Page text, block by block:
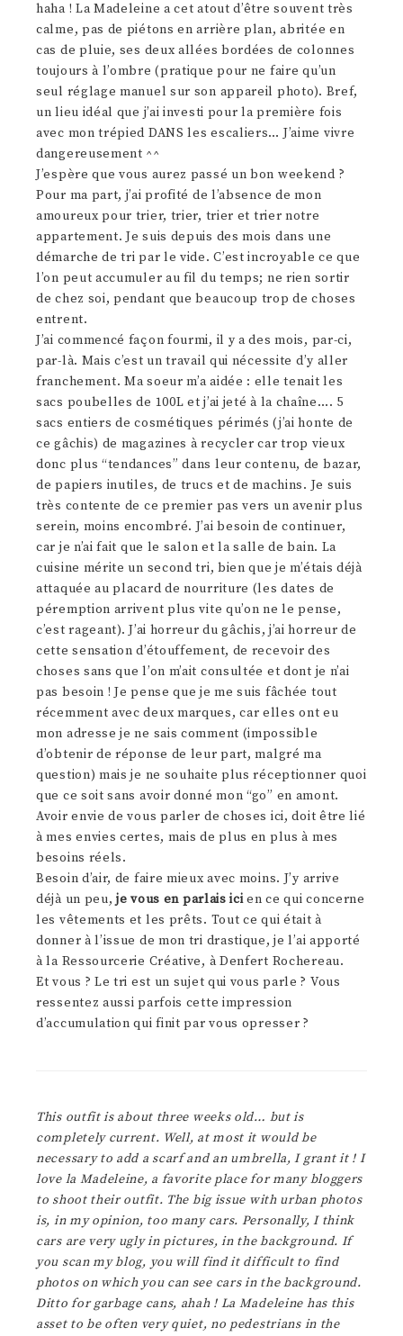
haha ! La Madeleine a cet atout d’être souvent très
calme, pas de piétons en arrière plan, abritée en
cas de pluie, ses deux allées bordées de colonnes
toujours à l’ombre (pratique pour ne faire qu’un
seul réglage manuel sur son appareil photo). Bref,
un lieu idéal que j’ai investi pour la première fois
avec mon trépied DANS les escaliers… J’aime vivre
dangereusement ^^
J’espère que vous aurez passé un bon weekend ?
Pour ma part, j’ai profité de l’absence de mon
amoureux pour trier, trier, trier et trier notre
appartement. Je suis depuis des mois dans une
démarche de tri par le vide. C’est incroyable ce que
l’on peut accumuler au fil du temps; ne rien sortir
de chez soi, pendant que beaucoup trop de choses
entrent.
J’ai commencé façon fourmi, il y a des mois, par-ci,
par-là. Mais c’est un travail qui nécessite d’y aller
franchement. Ma soeur m’a aidée : elle tenait les
sacs poubelles de 100L et j’ai jeté à la chaîne…. 5
sacs entiers de cosmétiques périmés (j’ai honte de
ce gâchis) de magazines à recycler car trop vieux
donc plus “tendances” dans leur contenu, de bazar,
de papiers inutiles, de trucs et de machins. Je suis
très contente de ce premier pas vers un avenir plus
serein, moins encombré. J’ai besoin de continuer,
car je n’ai fait que le salon et la salle de bain. La
cuisine mérite un second tri, bien que je m’étais déjà
attaquée au placard de nourriture (les dates de
péremption arrivent plus vite qu’on ne le pense,
c’est rageant). J’ai horreur du gâchis, j’ai horreur de
cette sensation d’étouffement, de recevoir des
choses sans que l’on m’ait consultée et dont je n’ai
pas besoin ! Je pense que je me suis fâchée tout
récemment avec deux marques, car elles ont eu
mon adresse je ne sais comment (impossible
d’obtenir de réponse de leur part, malgré ma
question) mais je ne souhaite plus réceptionner quoi
que ce soit sans avoir donné mon “go” en amont.
Avoir envie de vous parler de choses ici, doit être lié
à mes envies certes, mais de plus en plus à mes
besoins réels.
Besoin d’air, de faire mieux avec moins. J’y arrive
déjà un peu,je vous en parlais icien ce qui concerne
les vêtements et les prêts. Tout ce qui était à
donner à l’issue de mon tri drastique, je l’ai apporté
à la Ressourcerie Créative, à Denfert Rochereau.
Et vous ? Le tri est un sujet qui vous parle ? Vous
ressentez aussi parfois cette impression
d’accumulation qui finit par vous opresser ?
This outfit is about three weeks old… but is
completely current. Well, at most it would be
necessary to add a scarf and an umbrella, I grant it ! I
love la Madeleine, a favorite place for many bloggers
to shoot their outfit. The big issue with urban photos
is, in my opinion, too many cars. Personally, I think
cars are very ugly in pictures, in the background. If
you scan my blog, you will find it difficult to find
photos on which you can see cars in the background.
Ditto for garbage cans, ahah ! La Madeleine has this
asset to be often very quiet, no pedestrians in the